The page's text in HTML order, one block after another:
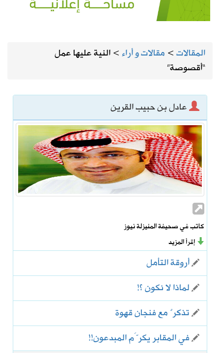
المقالات> مقالات و أراء>النية عليها عمل
“أقصوصة”
عادل بن حبيب القرين
كاتب في صحيفة المنيزلة نيوز
إقرأ المزيد
أروقة التأمل
لماذا لا نكون ؟!
تذكرٌ مع فنجان قهوة
في المقابر يكرَّم المبدعون!!